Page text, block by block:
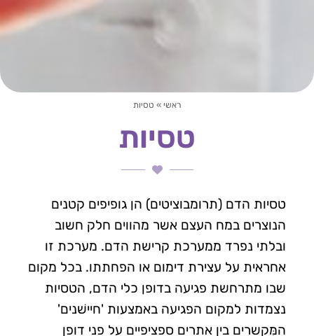
ראשי » טסיות
טסיות
טסיות הדם (תרומבוציטים) הן גופיפים קטנים
הנוצרים במח העצם אשר מהווים חלק חשוב
ובלתי נפרד ממערכת קרישת הדם. מערכת זו
אחראית על עצירת דימום או הפחתתו. בכל מקום
שבו מתרחשת פגיעה בדופן כלי הדם, הטסיות
נצמדות למקום הפגיעה באמצעות 'חיישׁנים'
המְּקשרים בין אתרים ספציפיים על פני דופן